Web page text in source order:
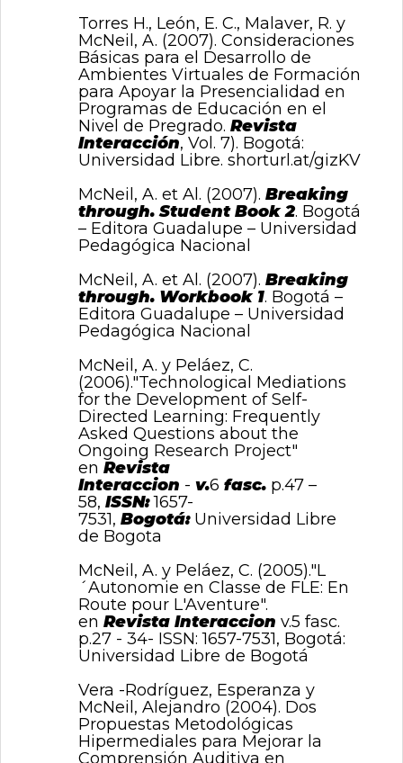
Torres H., León, E. C., Malaver, R. y
McNeil, A. (2007). Consideraciones
Básicas para el Desarrollo de
Ambientes Virtuales de Formación
para Apoyar la Presencialidad en
Programas de Educación en el
Nivel de Pregrado. Revista
Interacción, Vol. 7). Bogotá:
Universidad Libre. shorturl.at/gizKV
McNeil, A. et Al. (2007). Breaking
through. Student Book 2. Bogotá
– Editora Guadalupe – Universidad
Pedagógica Nacional
McNeil, A. et Al. (2007). Breaking
through. Workbook 1. Bogotá –
Editora Guadalupe – Universidad
Pedagógica Nacional
McNeil, A. y Peláez, C.
(2006)."Technological Mediations
for the Development of Self-
Directed Learning: Frequently
Asked Questions about the
Ongoing Research Project"
en Revista
Interaccion - v.6 fasc. p.47 –
58, ISSN:1657-
7531, Bogotá:Universidad Libre
de Bogota
McNeil, A. y Peláez, C. (2005)."L
´Autonomie en Classe de FLE: En
Route pour L'Aventure".
en Revista Interaccion v.5 fasc.
p.27 - 34- ISSN: 1657-7531, Bogotá:
Universidad Libre de Bogotá
Vera -Rodríguez, Esperanza y
McNeil, Alejandro (2004). Dos
Propuestas Metodológicas
Hipermediales para Mejorar la
Comprensión Auditiva en